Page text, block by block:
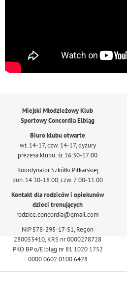
Miejski Młodzieżowy Klub
Sportowy Concordia Elbląg
Biuro klubu otwarte
wt. 14-17, czw. 14-17, dyżury
prezesa klubu: śr. 16:30-17:00
Koordynator Szkółki Piłkarskiej
pon. 14:30-18:00, czw. 7:00-11:00
Kontakt dla rodziców i opiekunów
dzieci trenujących
rodzice.concordia@gmail.com
NIP 578-295-17-51, Regon
280053410, KRS nr 0000278728
PKO BP o/Elbląg nr 81 1020 1752
0000 0602 0100 6428